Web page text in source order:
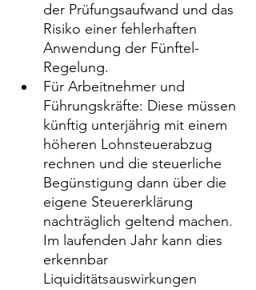
der Prüfungsaufwand und das
Risiko einer fehlerhaften
Anwendung der Fünftel-
Regelung.
Für Arbeitnehmer und
Führungskräfte: Diese müssen
künftig unterjährig mit einem
höheren Lohnsteuerabzug
rechnen und die steuerliche
Begünstigung dann über die
eigene Steuererklärung
nachträglich geltend machen.
Im laufenden Jahr kann dies
erkennbar
Liquiditätsauswirkungen